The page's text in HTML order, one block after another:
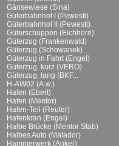
Gänsewiese (Sina)
Güterbahnhof I (Pewesti)
Güterbahnhof II (Pewesti)
Güterschuppen (Eichhorn)
Güterzug (Frankenwald)
Güterzug (Schowanek)
Güterzug in Fahrt (Engel)
Güterzug, kurz (VERO)
Güterzug, lang (BKF...
H-AW02 (A.w.)
Hafen (Ebert)
Hafen (Mentor)
Hafen-Teil (Reuter)
Hafenkran (Engel)
Halbe Brücke (Mentor Stab)
Halbes Auto (Matador)
Hammerwerk (Anker)